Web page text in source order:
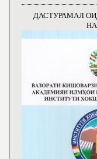
ДАСТУРАМАЛ